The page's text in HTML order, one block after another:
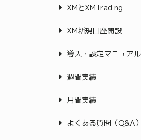
XMとXMTrading
XM新規口座開設
導入・設定マニュアル
週間実績
月間実績
よくある質問（Q&A）